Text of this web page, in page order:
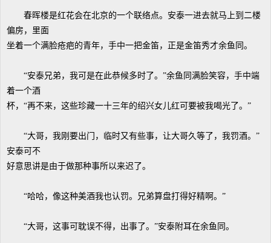
春晖楼是红花会在北京的一个联络点。安泰一进去就马上到二楼
偏房，里面
坐着一个满脸疮疤的青年，手中一把金笛，正是金笛秀才余鱼同。
“安泰兄弟，我可是在此恭候多时了。”余鱼同满脸笑容，手中端
着一个酒
杯，“再不来，这些珍藏一十三年的绍兴女儿红可要被我喝光了。”
“大哥，我刚要出门，临时又有些事，让大哥久等了，我罚酒。”
安泰可不
好意思讲是由于做那种事所以来迟了。
“哈哈，像这种美酒我也认罚。兄弟算盘打得好精啊。”
“大哥，这事可耽误不得，出事了。”安泰附耳在余鱼同。